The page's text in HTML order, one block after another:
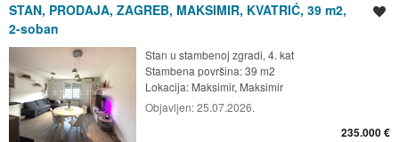
STAN, PRODAJA, ZAGREB, MAKSIMIR, KVATRIĆ, 39 m2,
2-soban
Stan u stambenoj zgradi, 4. kat
Stambena površina: 39 m2
Lokacija: Maksimir, Maksimir
Objavljen:25.07.2026.
235.000 €